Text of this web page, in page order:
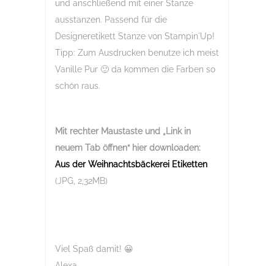
und anschließend mit einer Stanze
ausstanzen. Passend für die
Designeretikett Stanze von Stampin´Up!
Tipp: Zum Ausdrucken benutze ich meist
Vanille Pur 🙂 da kommen die Farben so
schön raus.
Mit rechter Maustaste und „Link in
neuem Tab öffnen“ hier downloaden:
Aus der Weihnachtsbäckerei Etiketten
(JPG, 2,32MB)
Viel Spaß damit! 😀